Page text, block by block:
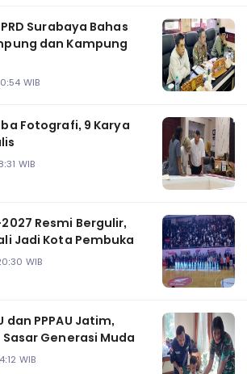
Surabaya Bahas
dan Kampung
WIB
Fotografi, 9 Karya
WIB
Resmi Bergulir,
Jadi Kota Pembuka
WIB
dan PPPAU Jatim,
Generasi Muda
WIB